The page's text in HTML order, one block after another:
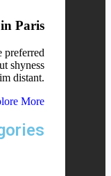
Paris
preferred
shyness
distant.
More